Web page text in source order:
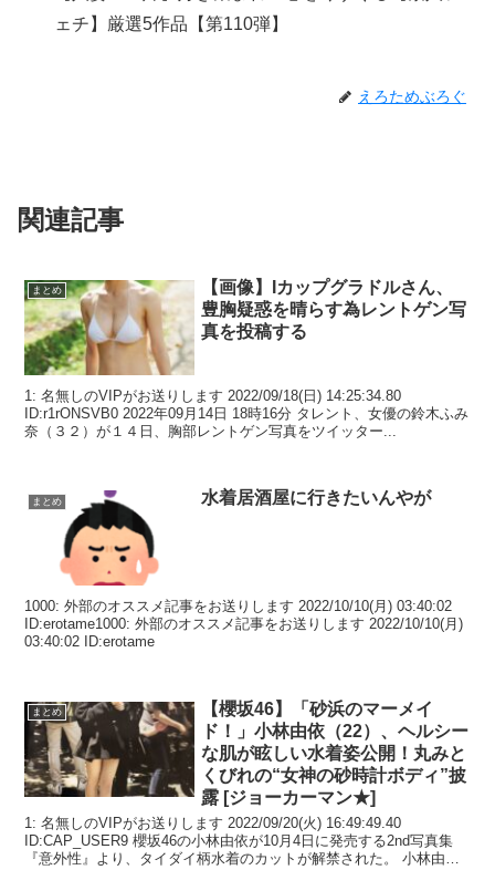
ェチ】厳選5作品【第110弾】
えろためぶろぐ
関連記事
まとめ
【画像】Iカップグラドルさん、
豊胸疑惑を晴らす為レントゲン写
真を投稿する
1: 名無しのVIPがお送りします 2022/09/18(日) 14:25:34.80
ID:r1rONSVB0 2022年09月14日 18時16分 タレント、女優の鈴木ふみ
奈（３２）が１４日、胸部レントゲン写真をツイッター...
まとめ 水着居酒屋に行きたいんやが
1000: 外部のオススメ記事をお送りします 2022/10/10(月) 03:40:02
ID:erotame1000: 外部のオススメ記事をお送りします 2022/10/10(月)
03:40:02 ID:erotame
まとめ
【櫻坂46】「砂浜のマーメイ
ド！」小林由依（22）、ヘルシー
な肌が眩しい水着姿公開！丸みと
くびれの“女神の砂時計ボディ”披
露 [ジョーカーマン★]
1: 名無しのVIPがお送りします 2022/09/20(火) 16:49:49.40
ID:CAP_USER9 櫻坂46の小林由依が10月4日に発売する2nd写真集
『意外性』より、タイダイ柄水着のカットが解禁された。 小林由